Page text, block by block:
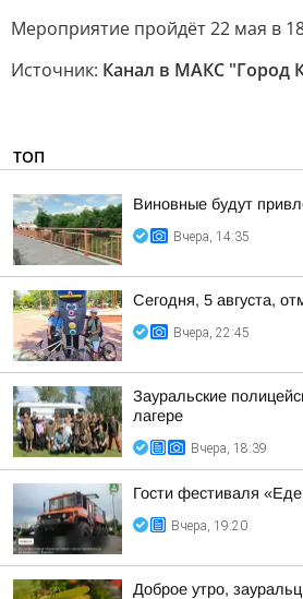
Мероприятие пройдёт 22 мая в
Источник: Канал в МАКС "Город
ТОП
Виновные будут
Вчера, 14:35
Сегодня, 5 августа,
Вчера, 22:45
Зауральские
лагере
Вчера, 18:39
Гости фестиваля
Вчера, 19:20
Доброе утро,